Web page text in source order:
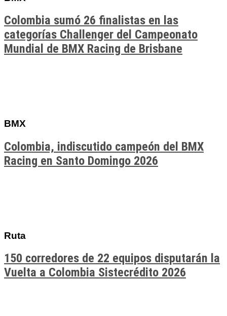
Colombia sumó 26 finalistas en las
categorías Challenger del Campeonato
Mundial de BMX Racing de Brisbane
BMX
Colombia, indiscutido campeón del BMX
Racing en Santo Domingo 2026
Ruta
150 corredores de 22 equipos disputarán la
Vuelta a Colombia Sistecrédito 2026